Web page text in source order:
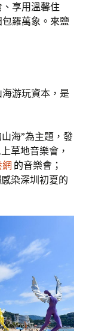
享用溫馨住
羅萬象。來鹽
游玩資本，是
海”為主題，發
草地音樂會，
的音樂會；
染深圳初夏的